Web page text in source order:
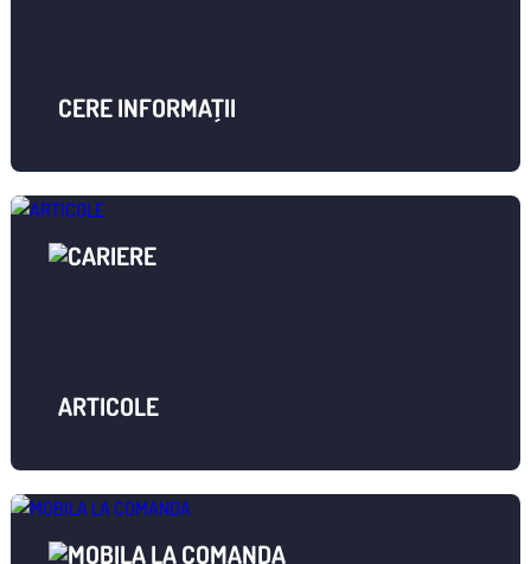
CERE INFORMAȚII
ARTICOLE